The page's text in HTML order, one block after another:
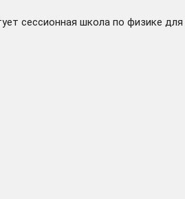
сессионная школа по физике